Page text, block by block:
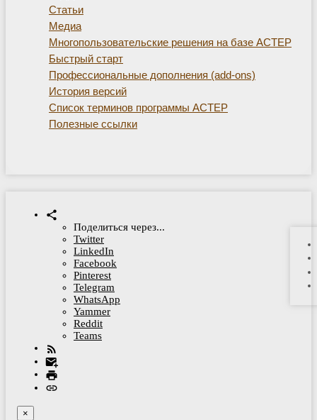
Статьи
Медиа
Многопользовательские решения на базе АСТЕР
Быстрый старт
Профессиональные дополнения (add-ons)
История версий
Список терминов программы АСТЕР
Полезные ссылки
Поделиться через...
Twitter
LinkedIn
Facebook
Pinterest
Telegram
WhatsApp
Yammer
Reddit
Teams
×